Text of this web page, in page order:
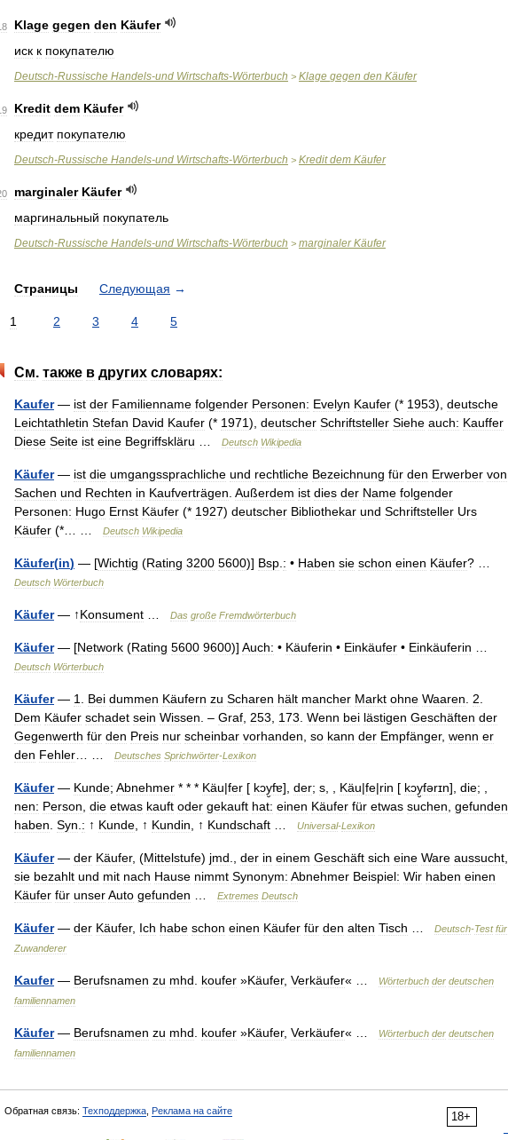
Klage gegen den Käufer
иск к покупателю
Deutsch-Russische Handels-und Wirtschafts-Wörterbuch > Klage gegen den Käufer
Kredit dem Käufer
кредит покупателю
Deutsch-Russische Handels-und Wirtschafts-Wörterbuch > Kredit dem Käufer
marginaler Käufer
маргинальный покупатель
Deutsch-Russische Handels-und Wirtschafts-Wörterbuch > marginaler Käufer
Страницы Следующая →
1 2 3 4 5
См. также в других словарях:
Kaufer— ist der Familienname folgender Personen: Evelyn Kaufer (* 1953), deutsche
Leichtathletin Stefan David Kaufer (* 1971), deutscher Schriftsteller Siehe auch: Kauffer
Diese Seite ist eine Begriffskläru Deutsch Wikipedia
Käufer— ist die umgangssprachliche und rechtliche Bezeichnung für den Erwerber von
Sachen und Rechten in Kaufverträgen Außerdem ist dies der Name folgender
Personen: Hugo Ernst Käufer (* 1927) deutscher Bibliothekar und Schriftsteller Urs
Käufer (*… … Deutsch Wikipedia
Käufer(in) — [Wichtig (Rating 3200 5600)] Bsp : • Haben sie schon einen Käufer? …
Deutsch Wörterbuch
Käufer— ↑Konsument Das große Fremdwörterbuch
Käufer— [Network (Rating 5600 9600)] Auch: • Käuferin • Einkäufer • Einkäuferin
Deutsch Wörterbuch
Käufer— 1 Bei dummen Käufern zu Scharen hält mancher Markt ohne Waaren 2
Dem Käufer schadet sein Wissen . – Graf 253 173 Wenn bei lästigen Geschäften der
Gegenwerth für den Preis nur scheinbar vorhanden so kann der Empfänger, wenn er
den Fehler Deutsches Sprichwörter-Lexikon
Käufer— Kunde; Abnehmer * * * Käu|fer [ kɔy̮fɐ], der; s Käu|fe|rin [ kɔy̮fərɪn], die; ,
nen: Person die etwas kauft oder gekauft hat: einen Käufer für etwas suchen gefunden
haben Syn : ↑ Kunde , ↑ Kundin , ↑ Kundschaft Universal-Lexikon
Käufer— der Käufer, (Mittelstufe) jmd der in einem Geschäft sich eine Ware aussucht
sie bezahlt und mit nach Hause nimmt Synonym: Abnehmer Beispiel: Wir haben einen
Käufer für unserAuto gefunden Extremes Deutsch
Käufer— der Käufer, Ich habe schon einen Käufer für den alten Tisch Deutsch-Test für
Zuwanderer
Kaufer— Berufsnamen zu mhd koufer »Käufer, Verkäufer« … Wörterbuch der deutschen
familiennamen
Käufer— Berufsnamen zu mhd koufer »Käufer, Verkäufer« … Wörterbuch der deutschen
familiennamen
18+
Обратная связь: Техподдержка Реклама на сайте